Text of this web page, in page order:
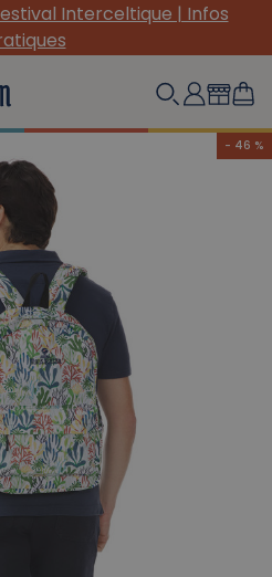
en toile !
- 46 %